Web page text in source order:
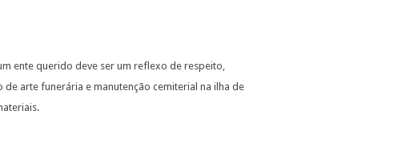
ente querido deve ser um reflexo de respeito,
arte funerária e manutenção cemiterial na ilha de